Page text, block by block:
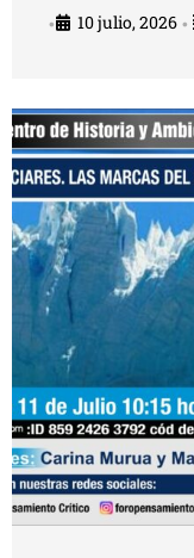
• 10 julio, 2026 •